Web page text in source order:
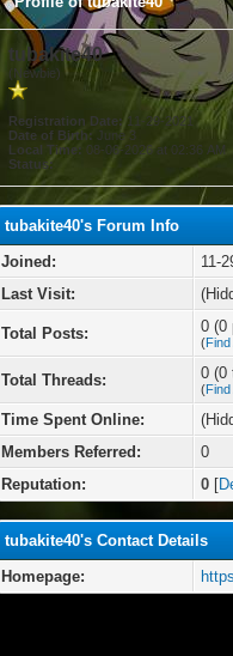
tubakite40
(Newbie)
Registration Date:11-29-2021
Date of Birth: June 3
Local Time: 08-06-2026 at 02:36 AM
Status:
tubakite40's Forum Info
Joined:
11-
Last Visit:
Total Posts: 0 (0
(Find
Total Threads: 0 (0
(Find
Time Spent Online:
Members Referred:
0
Reputation:
0 [
tubakite40's Contact Details
Homepage: